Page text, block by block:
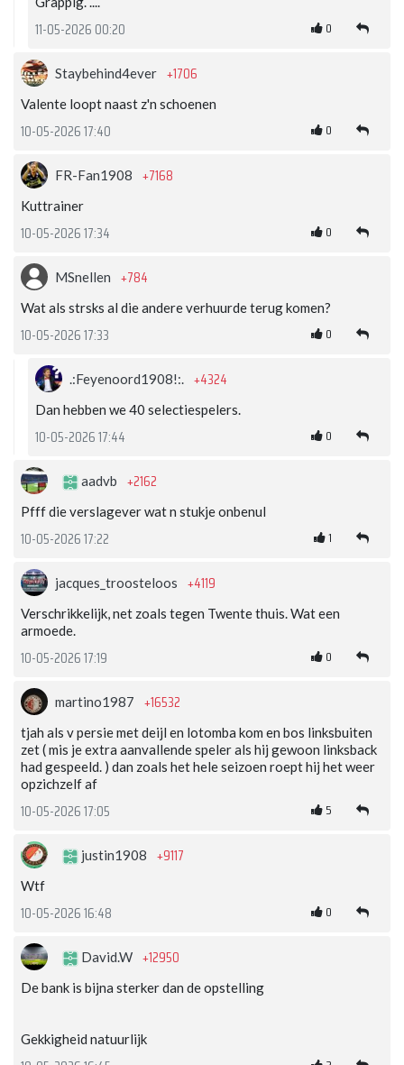
11-05-2026 00:20 0
Staybehind4ever +1706
Valente loopt naast z'n schoenen
10-05-2026 17:40 0
FR-Fan1908 +7168
Kuttrainer
10-05-2026 17:34 0
MSnellen +784
Wat als strsks al die andere verhuurde terug komen?
10-05-2026 17:33 0
.:Feyenoord1908!:. +4324
Dan hebben we 40 selectiespelers.
10-05-2026 17:44 0
aadvb +2162
Pfff die verslagever wat n stukje onbenul
10-05-2026 17:22 1
jacques_troosteloos +4119
Verschrikkelijk, net zoals tegen Twente thuis. Wat een
armoede.
10-05-2026 17:19 0
martino1987 +16532
tjah als v persie met deijl en lotomba kom en bos linksbuiten
zet ( mis je extra aanvallende speler als hij gewoon linksback
had gespeeld. ) dan zoals het hele seizoen roept hij het weer
opzichzelf af
10-05-2026 17:05 5
justin1908 +9117
Wtf
10-05-2026 16:48 0
David.W +12950
De bank is bijna sterker dan de opstelling
Gekkigheid natuurlijk